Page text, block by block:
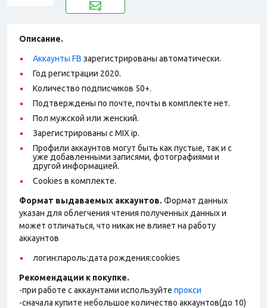
Описание.
Аккаунты FB зарегистрированы автоматически.
Год регистрации 2020.
Количество подписчиков 50+.
Подтверждены по почте, почты в комплекте нет.
Пол мужской или женский.
Зарегистрированы с MIX ip.
Профили аккаунтов могут быть как пустые, так и с
уже добавленными записями, фотографиями и
другой информацией.
Cookies в комплекте.
Формат выдаваемых аккаунтов. Формат данных
указан для облегчения чтения полученных данных и
может отличаться, что никак не влияет на работу
аккаунтов
логин:пароль:дата рождения:cookies
Рекомендации к покупке.
-при работе с аккаунтами используйте прокси
-сначала купите небольшое количество аккаунтов(до 10)